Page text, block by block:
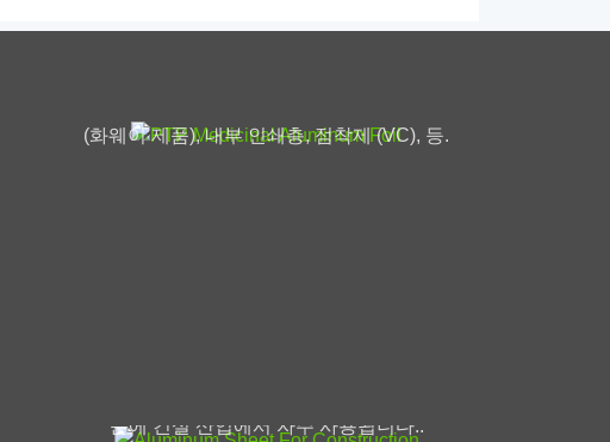
(화웨이 제품), 내부 인쇄층, 점착제 (VC), 등.
문에 건설 산업에서 자주 사용됩니다..